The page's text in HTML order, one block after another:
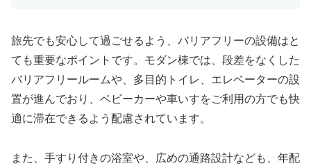
旅先でも安心して過ごせるよう、バリアフリーの設備はと
ても重要なポイントです。モダン棟では、段差をなくした
バリアフリールームや、多目的トイレ、エレベーターの設
置が進んでおり、ベビーカーや車いすをご利用の方でも快
適に滞在できるよう配慮されています。
また、手すり付きの浴室や、広めの通路設計なども、年配